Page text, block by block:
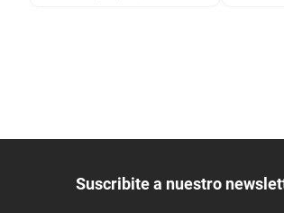
Suscribite a nuestro